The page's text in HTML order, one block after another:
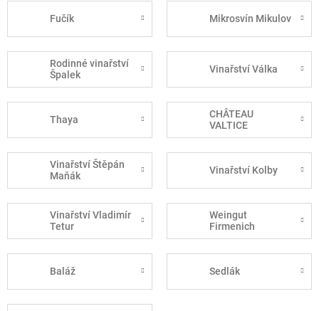
Fučík Mikrosvín Mikulov
Rodinné vinařství
Špalek
Vinařství Válka
Thaya
CHÂTEAU
VALTICE
Vinařství Štěpán
Maňák
Vinařství Kolby
Vinařství Vladimír
Tetur
Weingut
Firmenich
Baláž Sedlák